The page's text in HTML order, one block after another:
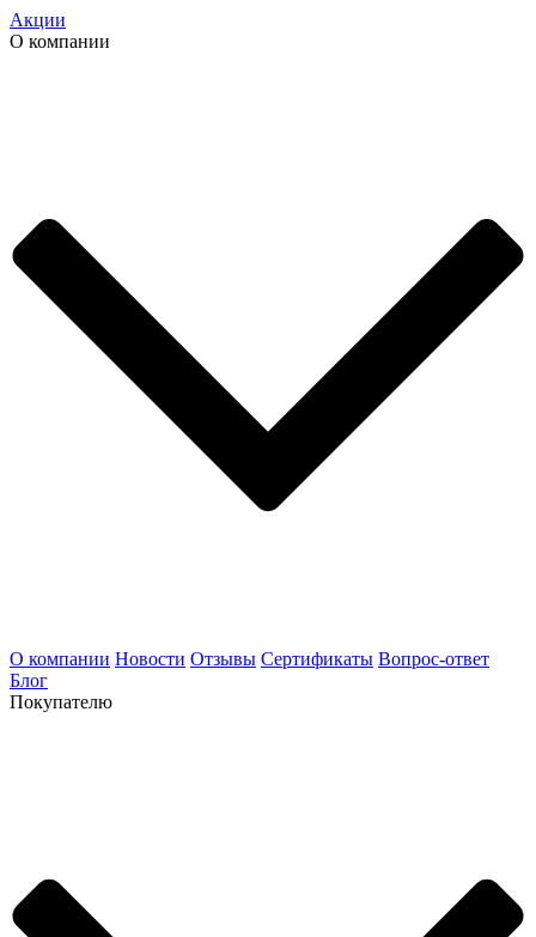
Акции
О компании
О компании Новости Отзывы Сертификаты Вопрос-ответ
Блог
Покупателю